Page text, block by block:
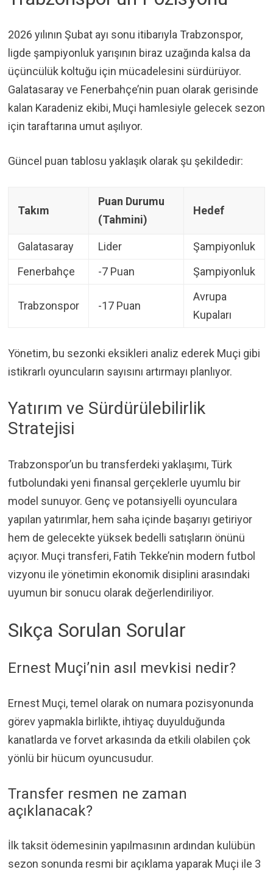
2026 yılının Şubat ayı sonu itibarıyla Trabzonspor,
ligde şampiyonluk yarışının biraz uzağında kalsa da
üçüncülük koltuğu için mücadelesini sürdürüyor.
Galatasaray ve Fenerbahçe’nin puan olarak gerisinde
kalan Karadeniz ekibi, Muçi hamlesiyle gelecek sezon
için taraftarına umut aşılıyor.
Güncel puan tablosu yaklaşık olarak şu şekildedir:
Takım
Puan Durumu
(Tahmini)
Hedef
Galatasaray Lider
Şampiyonluk
Fenerbahçe
-7 Puan Şampiyonluk
Trabzonspor -17 Puan
Avrupa
Kupaları
Yönetim, bu sezonki eksikleri analiz ederek Muçi gibi
istikrarlı oyuncuların sayısını artırmayı planlıyor.
Yatırım ve Sürdürülebilirlik
Stratejisi
Trabzonspor’un bu transferdeki yaklaşımı, Türk
futbolundaki yeni finansal gerçeklerle uyumlu bir
model sunuyor. Genç ve potansiyelli oyunculara
yapılan yatırımlar, hem saha içinde başarıyı getiriyor
hem de gelecekte yüksek bedelli satışların önünü
açıyor. Muçi transferi, Fatih Tekke’nin modern futbol
vizyonu ile yönetimin ekonomik disiplini arasındaki
uyumun bir sonucu olarak değerlendiriliyor.
Sıkça Sorulan Sorular
Ernest Muçi’nin asıl mevkisi nedir?
Ernest Muçi, temel olarak on numara pozisyonunda
görev yapmakla birlikte, ihtiyaç duyulduğunda
kanatlarda ve forvet arkasında da etkili olabilen çok
yönlü bir hücum oyuncusudur.
Transfer resmen ne zaman
açıklanacak?
İlk taksit ödemesinin yapılmasının ardından kulübün
sezon sonunda resmi bir açıklama yaparak Muçi ile 3